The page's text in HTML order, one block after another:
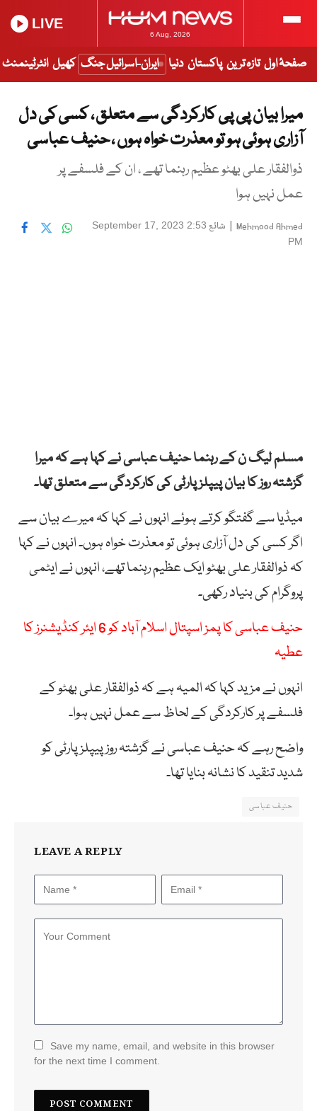
6 Aug, 2026
LIVE
صفحۂ اول تازہ ترین پاکستان دنیا ایران-اسرائیل جنگ کھیل انٹرٹینمنٹ
میرا بیان پی پی کارکردگی سے متعلق ، کسی کی دل
آزاری ہوئی ہو تو معذرت خواہ ہوں ، حنیف عباسی
ذوالفقار علی بھٹو عظیم رہنما تھے ، ان کے فلسفے پر
عمل نہیں ہوا
Mehmood Ahmed
| شائع September 17, 2023 2:53
PM
مسلم لیگ ن کے رہنما حنیف عباسی نے کہا ہے کہ میرا
گزشتہ روز کا بیان پیپلز پارٹی کی کارکردگی سے متعلق تھا۔
میڈیا سے گفتگو کرتے ہوئے انہوں نے کہا کہ میرے بیان سے
اگر کسی کی دل آزاری ہوئی تو معذرت خواہ ہوں۔ انہوں نے کہا
کہ ذوالفقار علی بھٹو ایک عظیم رہنما تھے، انہوں نے ایٹمی
پروگرام کی بنیاد رکھی۔
حنیف عباسی کا پمز اسپتال اسلام آباد کو 6 ایئر کنڈیشنرز کا
عطیہ
انہوں نے مزید کہا کہ المیہ ہے کہ ذوالفقار علی بھٹو کے
فلسفے پر کارکردگی کے لحاظ سے عمل نہیں ہوا۔
واضح رہے کہ حنیف عباسی نے گزشتہ روز پیپلز پارٹی کو
شدید تنقید کا نشانہ بنایا تھا۔
حنیف عباسی
LEAVE A REPLY
Save my name, email, and website in this browser
for the next time I comment.